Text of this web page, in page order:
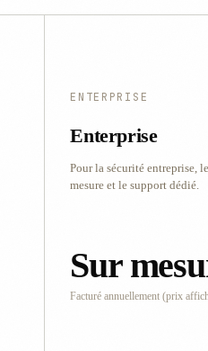
ENTERPRISE
Enterprise
Pour la sécurité entreprise,
mesure et le support dédié.
Sur
Facturé annuellement (prix